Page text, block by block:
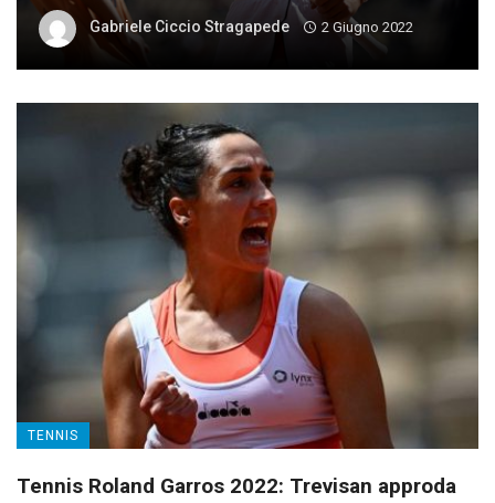
Gabriele Ciccio Stragapede 2 Giugno 2022
TENNIS
Tennis Roland Garros 2022: Trevisan approda